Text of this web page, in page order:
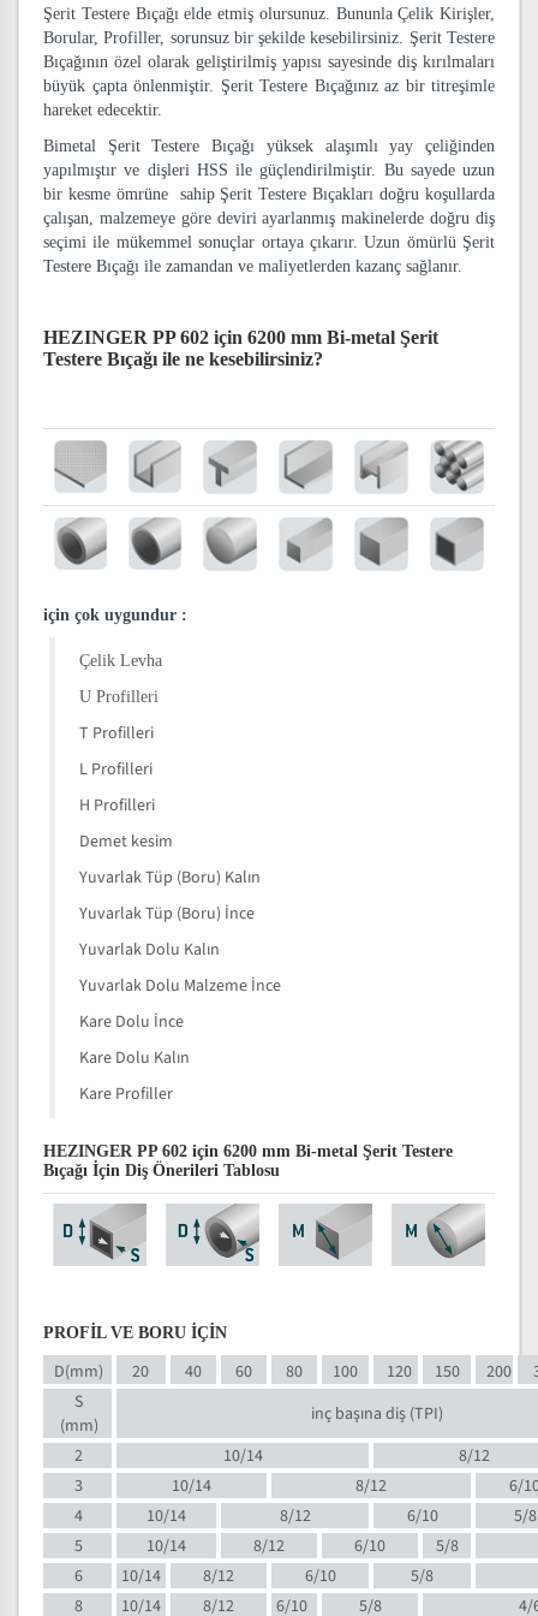
Şerit Testere Bıçağı elde etmiş olursunuz. Bununla Çelik Kirişler,
Borular, Profiller, sorunsuz bir şekilde kesebilirsiniz. Şerit Testere
Bıçağının özel olarak geliştirilmiş yapısı sayesinde diş kırılmaları
büyük çapta önlenmiştir. Şerit Testere Bıçağınız az bir titreşimle
hareket edecektir.
Bimetal Şerit Testere Bıçağı yüksek alaşımlı yay çeliğinden
yapılmıştır ve dişleri HSS ile güçlendirilmiştir. Bu sayede uzun
bir kesme ömrüne sahip Şerit Testere Bıçakları doğru koşullarda
çalışan, malzemeye göre deviri ayarlanmış makinelerde doğru diş
seçimi ile mükemmel sonuçlar ortaya çıkarır. Uzun ömürlü Şerit
Testere Bıçağı ile zamandan ve maliyetlerden kazanç sağlanır.
HEZINGER PP 602 için 6200 mm Bi-metal Şerit
Testere Bıçağı ile ne kesebilirsiniz?
için çok uygundur :
Çelik Levha
U Profilleri
T Profilleri
L Profilleri
H Profilleri
Demet kesim
Yuvarlak Tüp (Boru) Kalın
Yuvarlak Tüp (Boru) İnce
Yuvarlak Dolu Kalın
Yuvarlak Dolu Malzeme İnce
Kare Dolu İnce
Kare Dolu Kalın
Kare Profiller
HEZINGER PP 602 için 6200 mm Bi-metal Şerit Testere
Bıçağı İçin Diş Önerileri Tablosu
PROFİL VE BORU İÇİN
D(mm) 20 40 60 80 100 120 150 200
S
(mm)
inç başına diş (TPI)
2
10/14
8/12
3
10/14 8/12
6/
4
10/14 8/12 6/10
5/8
5
10/14 8/12 6/10
5/8
6
10/14 8/12 6/10
5/8
8
10/14 8/12 6/10 5/8
4/